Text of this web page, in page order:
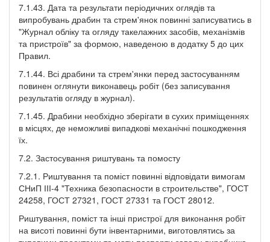
7.1.43. Дата та результати періодичних оглядів та
випробувань драбин та стрем'янок повинні записуватись в
"Журнал обліку та огляду такелажних засобів, механізмів
та пристроїв" за формою, наведеною в додатку 5 до цих
Правил.
7.1.44. Всі драбини та стрем'янки перед застосуванням
повинен оглянути виконавець робіт (без записування
результатів огляду в журнал).
7.1.45. Драбини необхідно зберігати в сухих приміщеннях
в місцях, де неможливі випадкові механічні пошкодження
їх.
7.2. Застосування риштувань та помосту
7.2.1. Риштування та поміст повинні відповідати вимогам
СНиП ІІІ-4 "Техника безопасности в строительстве", ГОСТ
24258, ГОСТ 27321, ГОСТ 27331 та ГОСТ 28012.
Риштування, поміст та інші пристрої для виконання робіт
на висоті повинні бути інвентарними, виготовлятись за